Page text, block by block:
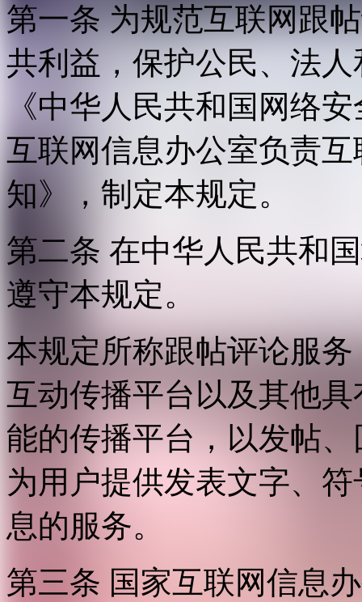
第一条 为规范互联网跟
共利益，保护公民、法
《中华人民共和国网络
互联网信息办公室负责
知》，制定本规定。
第二条 在中华人民共和
遵守本规定。
本规定所称跟帖评论服
互动传播平台以及其他
能的传播平台，以发帖
为用户提供发表文字、
息的服务。
第三条 国家互联网信息